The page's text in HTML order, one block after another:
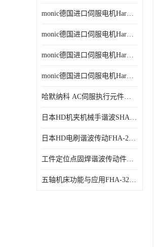
monic德国进口伺服电机Har中国总代理单价
monic德国进口伺服电机Har中国总代理代理
monic德国进口伺服电机Har中国总代理公司
monic德国进口伺服电机Har中国总代理供应
哈默纳科 AC伺服执行元件扁平型SHA系列
日本HD机夹机械手谐波SHA32A120CG-B12B
日本HD电刷谐波传动FHA-25C-50-E250-C
工件定位点固焊谐波传动件哈默纳科CSF-45-100-2UH
五轴机床功能与应用FHA-32C-50-US250